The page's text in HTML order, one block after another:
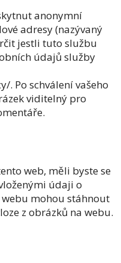
anonymní
adresy (nazývaný
jestli tuto službu
údajů služby
Po schválení vašeho
viditelný pro
web, měli byste se
údaji o
webu mohou stáhnout
z obrázků na webu.